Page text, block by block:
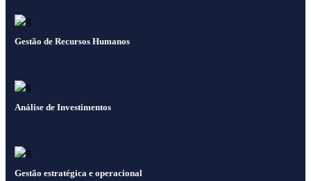
Gestão de Recursos Humanos
Análise de Investimentos
Gestão estratégica e operacional